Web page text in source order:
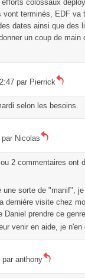
colossaux
vont terminés, EDF va
dates ainsi que des
un coup de main
par Pierrick
selon les besoins.
par Nicolas
2 commentaires ont
sorte de "manif",
dernière visite chez
Daniel prendre ce
venir en aide, je
par anthony